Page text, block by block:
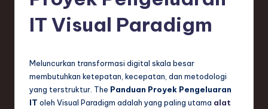
si
L
IT Visual Paradigm
Meluncurkan transformasi digital skala besar
membutuhkan ketepatan, kecepatan, dan metodologi
yang terstruktur. The Panduan Proyek Pengeluaran
IT oleh Visual Paradigm adalah yang paling utama alat